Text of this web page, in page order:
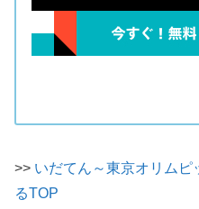
>> いだてん～東京オリムピ
るTOP